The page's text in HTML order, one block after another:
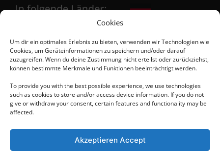
Cookies
Um dir ein optimales Erlebnis zu bieten, verwenden wir Technologien wie
Cookies, um Geräteinformationen zu speichern und/oder darauf
zuzugreifen. Wenn du deine Zustimmung nicht erteilst oder zurückziehst,
können bestimmte Merkmale und Funktionen beeinträchtigt werden.
To provide you with the best possible experience, we use technologies
such as cookies to store and/or access device information. If you do not
give or withdraw your consent, certain features and functionality may be
affected.
Akzeptieren Accept
Kontakt
+48 684 555 111
+48 603 526 863